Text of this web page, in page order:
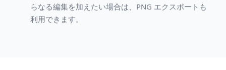
らなる編集を加えたい場合は、PNG エクスポートも
利用できます。